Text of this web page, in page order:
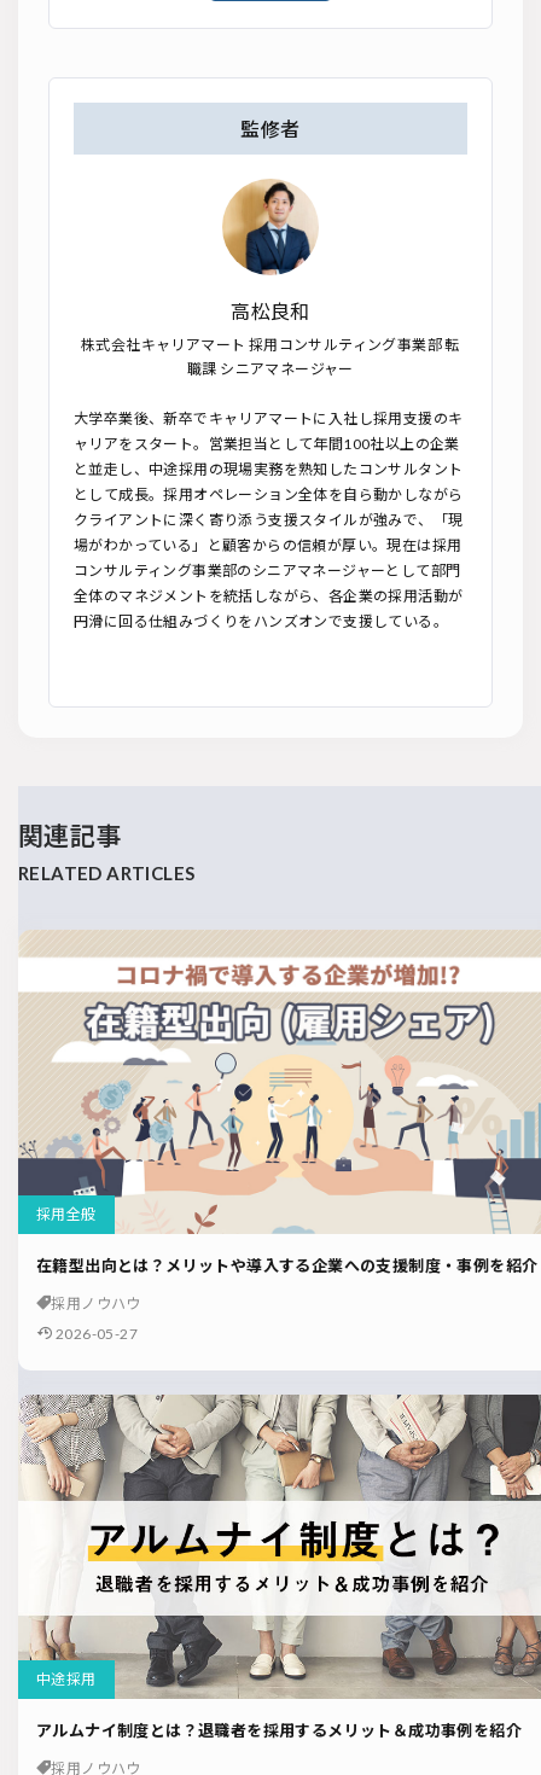
監修者
高松良和
株式会社キャリアマート 採用コンサルティング事業部 転
職課 シニアマネージャー
大学卒業後、新卒でキャリアマートに入社し採用支援のキ
ャリアをスタート。営業担当として年間100社以上の企業
と並走し、中途採用の現場実務を熟知したコンサルタント
として成長。採用オペレーション全体を自ら動かしながら
クライアントに深く寄り添う支援スタイルが強みで、「現
場がわかっている」と顧客からの信頼が厚い。現在は採用
コンサルティング事業部のシニアマネージャーとして部門
全体のマネジメントを統括しながら、各企業の採用活動が
円滑に回る仕組みづくりをハンズオンで支援している。
関連記事
採用全般
在籍型出向とは？メリットや導入する企業への支援制度・事例を紹介
採用ノウハウ
2026-05-27
中途採用
アルムナイ制度とは？退職者を採用するメリット＆成功事例を紹介
採用ノウハウ